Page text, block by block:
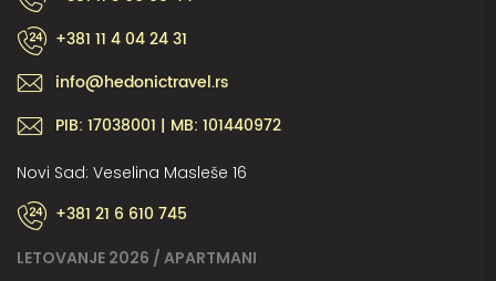
+381 11 4 04 24 31
info@hedonictravel.rs
PIB: 17038001 | MB: 101440972
Novi Sad: Veselina Masleše 16
+381 21 6 610 745
LETOVANJE 2026 / APARTMANI